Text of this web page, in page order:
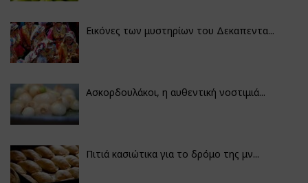
Εικόνες των μυστηρίων του Δεκαπεντα...
Ασκορδουλάκοι, η αυθεντική νοστιμιά...
Πιτιά κασιώτικα για το δρόμο της μν...